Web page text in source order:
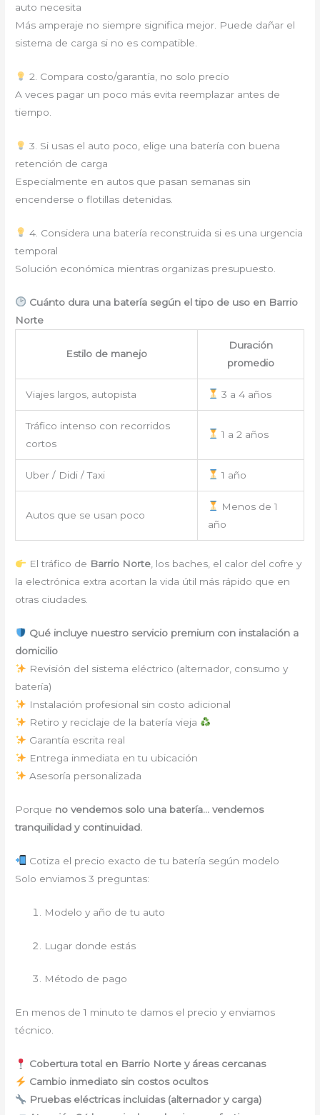
auto necesita
Más amperaje no siempre significa mejor. Puede dañar el
sistema de carga si no es compatible.
2. Compara costo/garantía, no solo precio
A veces pagar un poco más evita reemplazar antes de
tiempo.
3. Si usas el auto poco, elige una batería con buena
retención de carga
Especialmente en autos que pasan semanas sin
encenderse o flotillas detenidas.
4. Considera una batería reconstruida si es una urgencia
temporal
Solución económica mientras organizas presupuesto.
Cuánto dura una batería según el tipo de uso en Barrio
Norte
Estilo de manejo
Duración
promedio
Viajes largos, autopista 3 a 4 años
Tráfico intenso con recorridos
cortos
1 a 2 años
Uber / Didi / Taxi 1 año
Autos que se usan poco
Menos de 1
año
El tráfico de Barrio Norte, los baches, el calor del cofre y
la electrónica extra acortan la vida útil más rápido que en
otras ciudades.
Qué incluye nuestro servicio premium con instalación a
domicilio
Revisión del sistema eléctrico (alternador, consumo y
batería)
Instalación profesional sin costo adicional
Retiro y reciclaje de la batería vieja
Garantía escrita real
Entrega inmediata en tu ubicación
Asesoría personalizada
Porque no vendemos solo una batería… vendemos
tranquilidad y continuidad.
Cotiza el precio exacto de tu batería según modelo
Solo enviamos 3 preguntas:
Modelo y año de tu auto
Lugar donde estás
Método de pago
En menos de 1 minuto te damos el precio y enviamos
técnico.
Cobertura total en Barrio Norte y áreas cercanas
Cambio inmediato sin costos ocultos
Pruebas eléctricas incluidas (alternador y carga)